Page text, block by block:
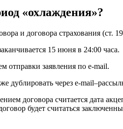
«охлаждения»?
и договора страхования (ст.
15 июня в 24:00 часа.
отправки заявления по e-mail.
дублировать через e-
договора считается дата
будет считаться